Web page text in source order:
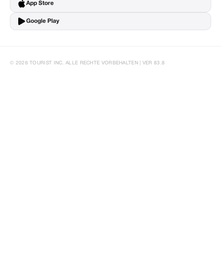
App Store
Google Play
© 2026 TOURIST INC. ALLE RECHTE VORBEHALTEN | VER 83.8